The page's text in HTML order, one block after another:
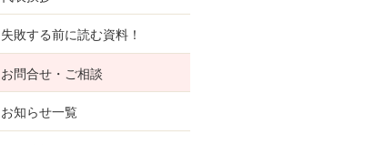
失敗する前に読む資料！
お問合せ・ご相談
お知らせ一覧